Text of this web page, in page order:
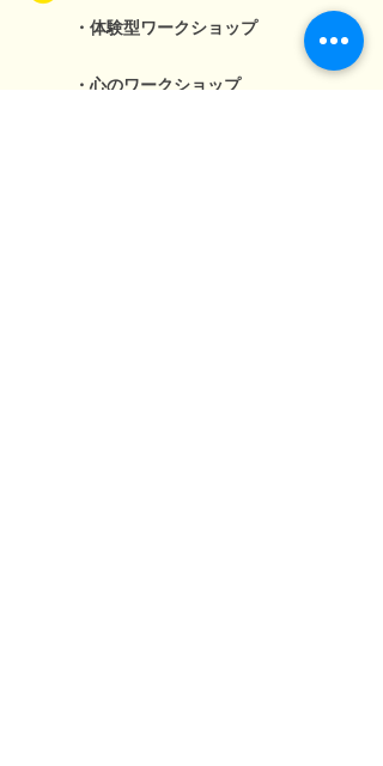
・体験型ワークショップ
・心のワークショップ